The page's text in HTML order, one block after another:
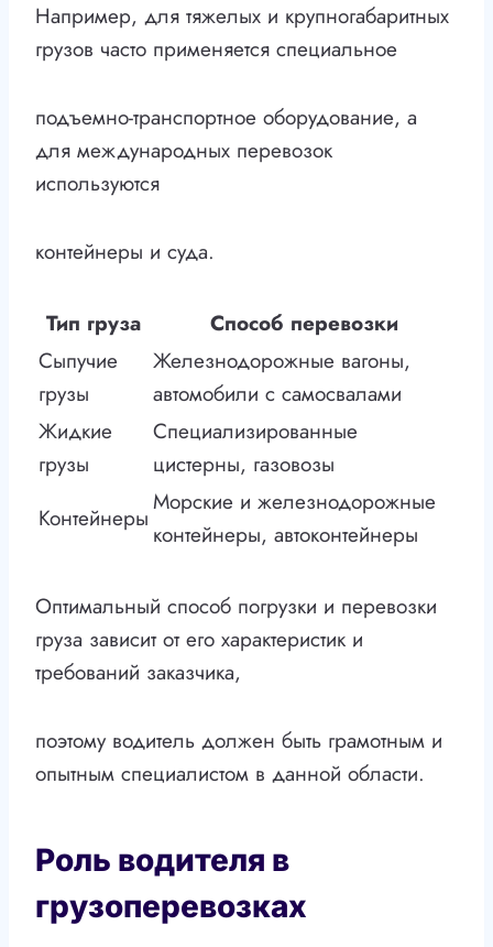
Например, для тяжелых и крупногабаритных
грузов часто применяется специальное
подъемно-транспортное оборудование, а
для международных перевозок
используются
контейнеры и суда.
Тип груза
Способ перевозки
Сыпучие
грузы
Железнодорожные вагоны,
автомобили с самосвалами
Жидкие
грузы
Специализированные
цистерны, газовозы
Контейнеры
Морские и железнодорожные
контейнеры, автоконтейнеры
Оптимальный способ погрузки и перевозки
груза зависит от его характеристик и
требований заказчика,
поэтому водитель должен быть грамотным и
опытным специалистом в данной области.
Роль водителя в
грузоперевозках